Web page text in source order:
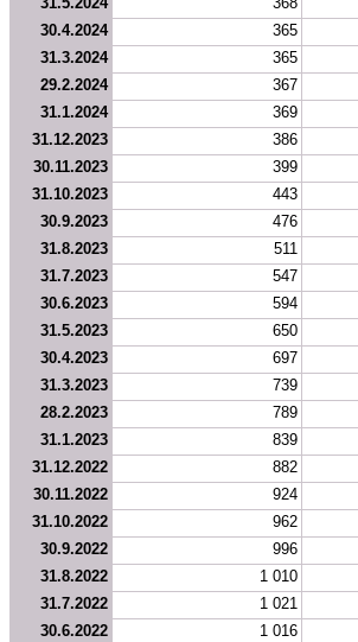
30.4.2024
365
31.3.2024
365
29.2.2024
367
31.1.2024
369
31.12.2023
386
30.11.2023
399
31.10.2023
443
30.9.2023
476
31.8.2023
511
31.7.2023
547
30.6.2023
594
31.5.2023
650
30.4.2023
697
31.3.2023
739
28.2.2023
789
31.1.2023
839
31.12.2022
882
30.11.2022
924
31.10.2022
962
30.9.2022
996
31.8.2022
1 010
31.7.2022
1 021
30.6.2022
1 016